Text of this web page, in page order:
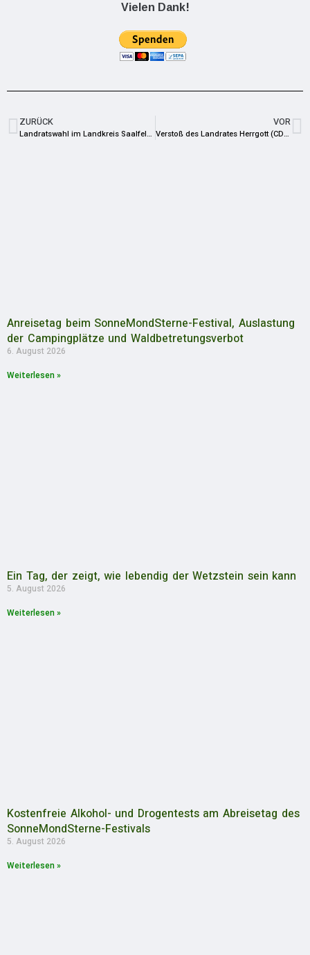
Vielen Dank!
ZURÜCK
Landratswahl im Landkreis Saalfeld-Rudolstadt 2026
VOR
Verstoß des Landrates Herrgott (CDU) gegen die Wahlfreiheit und Chancengleichheit politischer Parteien
Anreisetag beim SonneMondSterne-Festival, Auslastung
der Campingplätze und Waldbetretungsverbot
6. August 2026
Weiterlesen »
Ein Tag, der zeigt, wie lebendig der Wetzstein sein kann
5. August 2026
Weiterlesen »
Kostenfreie Alkohol- und Drogentests am Abreisetag des
SonneMondSterne-Festivals
5. August 2026
Weiterlesen »